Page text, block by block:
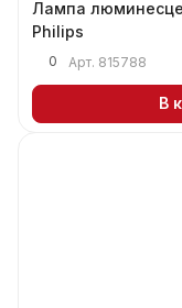
Лампа
Philips
0 Арт. 815788
В